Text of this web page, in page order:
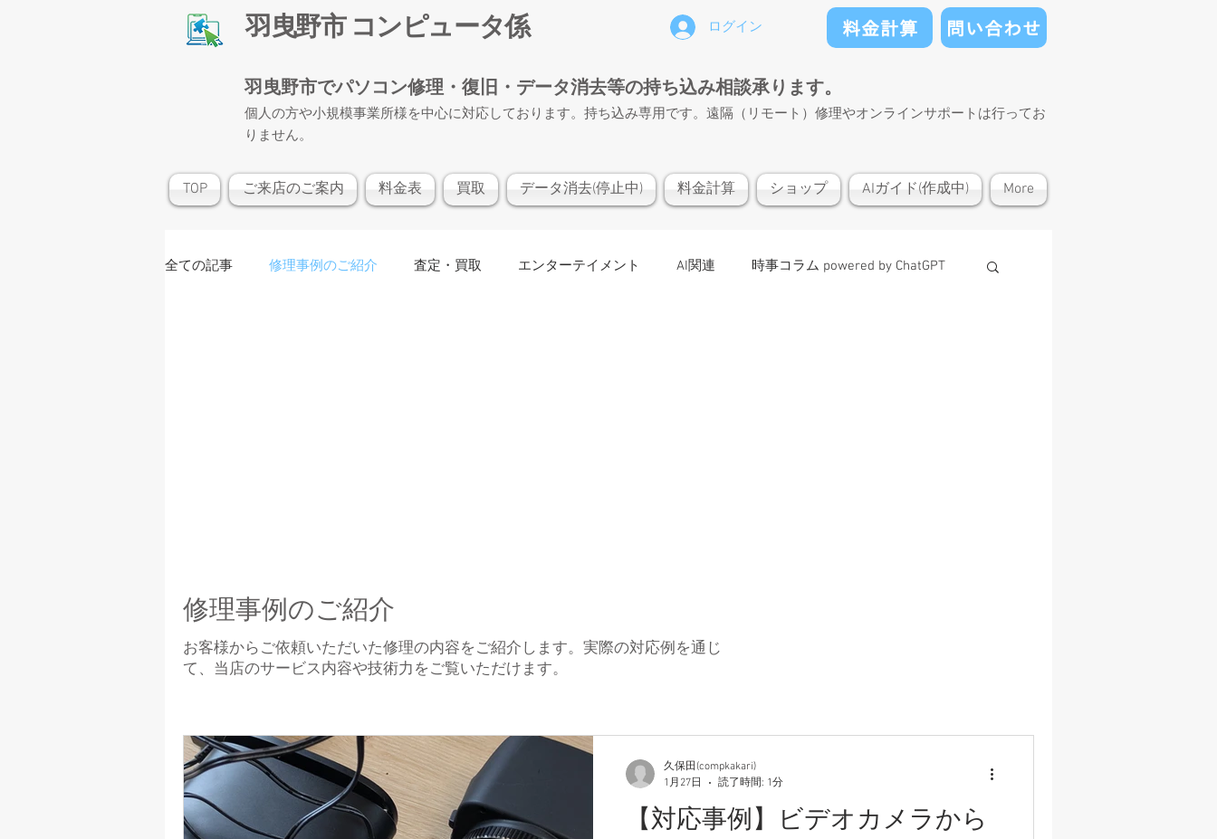
​羽曳野市 コンピュータ係 ログイン 料金計算 問い合わせ
羽曳野市でパソコン修理・復旧・データ消去等の持ち込み相談承ります。
個人の方や小規模事業所様を中心に対応しております。持ち込み専用です。遠隔（リモート）修理やオンラインサポートは行ってお
りません。
TOP ご来店のご案内 料金表 買取 データ消去(停止中) 料金計算 ショップ AIガイド(作成中) More
全ての記事 修理事例のご紹介 査定・買取 エンターテイメント AI関連 時事コラム powered by ChatGPT
修理事例のご紹介
お客様からご依頼いただいた修理の内容をご紹介します。実際の対応例を通じ
て、当店のサービス内容や技術力をご覧いただけます。
【対応事例】ビデオカメラから
久保田(compkakari)
1月27日
読了時間: 1分